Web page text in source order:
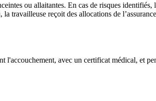
ou allaitantes. En cas de risques
travailleuse reçoit des allocations de
avec un certificat médical, et